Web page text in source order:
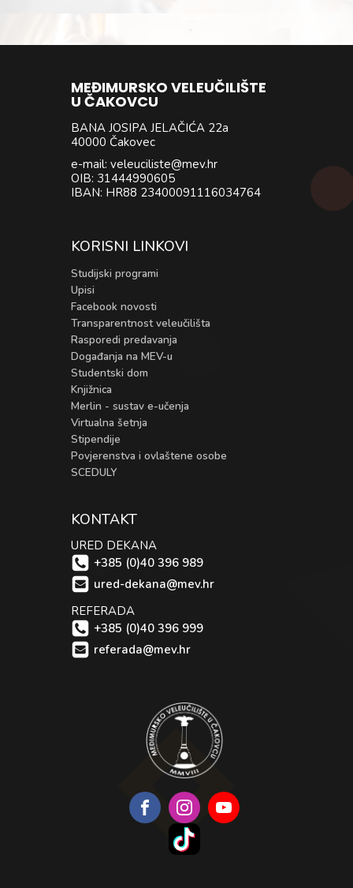
MEĐIMURSKO VELEUČILIŠTE
U ČAKOVCU
BANA JOSIPA JELAČIĆA 22a
40000 Čakovec
e-mail: veleuciliste@mev.hr
OIB: 31444990605
IBAN: HR88 23400091116034764
KORISNI LINKOVI
Studijski programi
Upisi
Facebook novosti
Transparentnost veleučilišta
Rasporedi predavanja
Događanja na MEV-u
Studentski dom
Knjižnica
Merlin - sustav e-učenja
Virtualna šetnja
Stipendije
Povjerenstva i ovlaštene osobe
SCEDULY
KONTAKT
URED DEKANA
+385 (0)40 396 989
ured-dekana@mev.hr
REFERADA
+385 (0)40 396 999
referada@mev.hr